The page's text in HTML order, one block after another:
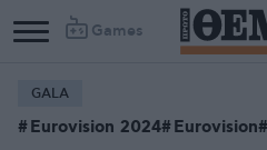
Games
GALA
Eurovision 2024 Eurovision